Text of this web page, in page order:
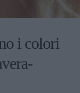
i colori